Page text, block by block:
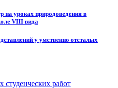
на уроках природоведения в
VIII вида
у умственно отсталых
студенческих работ